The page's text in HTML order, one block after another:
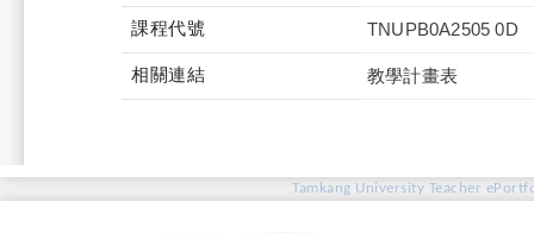
課程代號 TNUPB0A2505 0D
相關連結 教學計畫表
Tamkang University Teacher